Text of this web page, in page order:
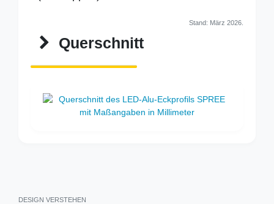
Stand: März 2026.
Querschnitt
DESIGN VERSTEHEN